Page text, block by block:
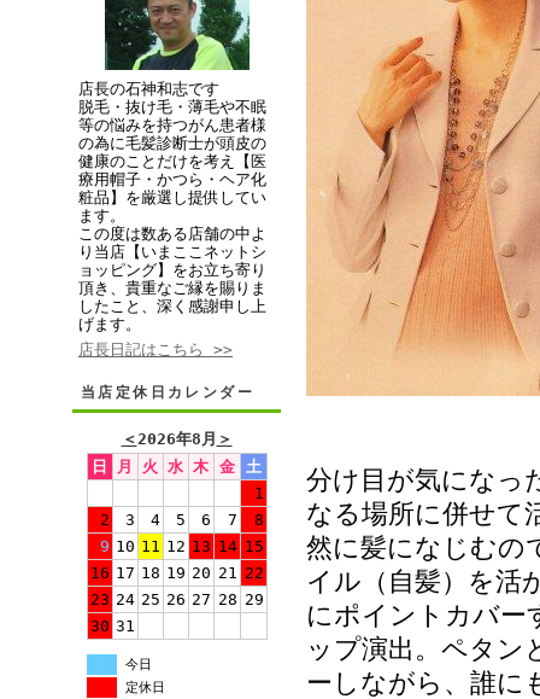
店長の石神和志です
脱毛・抜け毛・薄毛や不眠
等の悩みを持つがん患者様
の為に毛髪診断士が頭皮の
健康のことだけを考え【医
療用帽子・かつら・ヘア化
粧品】を厳選し提供してい
ます。
この度は数ある店舗の中よ
り当店【いまここネットシ
ョッピング】をお立ち寄り
頂き、貴重なご縁を賜りま
したこと、深く感謝申し上
げます。
店長日記はこちら >>
当店定休日カレンダー
＜2026年8月 ＞
日
月 火 水 木 金
土
1
2
3 4 5 6 7
8
9 10 11 12 13 14 15
16 17 18 19 20 21 22
23 24 25 26 27 28 29
30 31
今日
定休日
分け目が気になっ
なる場所に併せて
然に髪になじむの
イル（自髪）を活
にポイントカバー
ップ演出。ペタン
ーしながら、誰に